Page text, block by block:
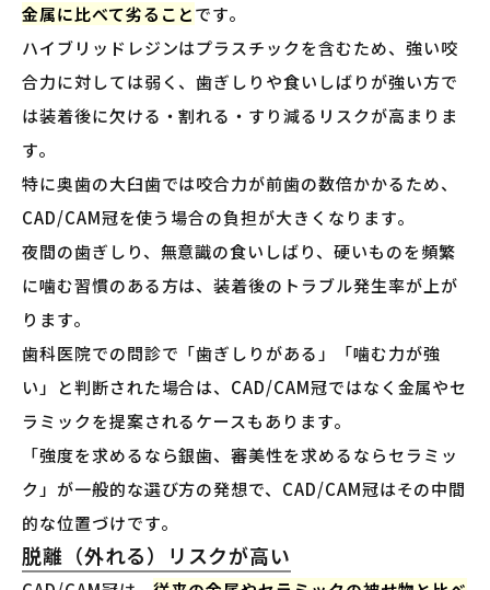
金属に比べて劣ることです。
ハイブリッドレジンはプラスチックを含むため、強い咬
合力に対しては弱く、歯ぎしりや食いしばりが強い方で
は装着後に欠ける・割れる・すり減るリスクが高まりま
す。
特に奥歯の大臼歯では咬合力が前歯の数倍かかるため、
CAD/CAM冠を使う場合の負担が大きくなります。
夜間の歯ぎしり、無意識の食いしばり、硬いものを頻繁
に噛む習慣のある方は、装着後のトラブル発生率が上が
ります。
歯科医院での問診で「歯ぎしりがある」「噛む力が強
い」と判断された場合は、CAD/CAM冠ではなく金属やセ
ラミックを提案されるケースもあります。
「強度を求めるなら銀歯、審美性を求めるならセラミッ
ク」が一般的な選び方の発想で、CAD/CAM冠はその中間
的な位置づけです。
脱離（外れる）リスクが高い